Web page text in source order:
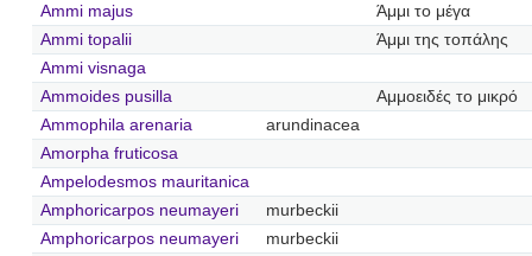
Ammi majus
Άμμι το μέγα
Ammi topalii
Άμμι της τοπάλης
Ammi visnaga
Ammoides pusilla
Αμμοειδές το μικρό
Ammophila arenaria
arundinacea
Amorpha fruticosa
Ampelodesmos mauritanica
Amphoricarpos neumayeri
murbeckii
Amphoricarpos neumayeri
murbeckii